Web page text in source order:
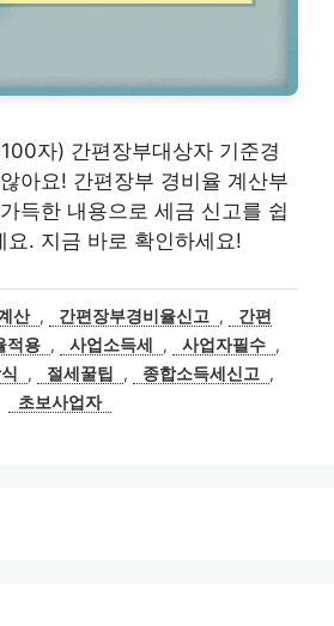
자) 간편장부대상자 기준경
아요! 간편장부 경비율 계산부
득한 내용으로 세금 신고를 쉽
요. 지금 바로 확인하세요!
산 , 간편장부경비율신고 ,
간편
적용 , 사업소득세 , 사업자필수 ,
, 절세꿀팁 , 종합소득세신고
,
초보사업자